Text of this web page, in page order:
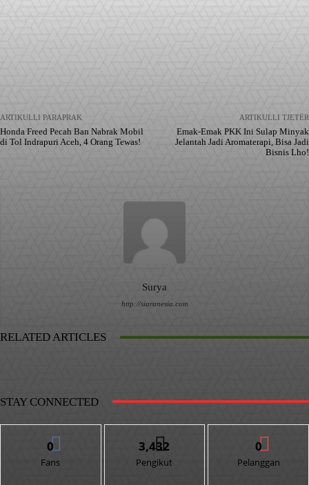
ARTIKULLI PARAPRAK
Honda Freed Pecah Ban Nabrak Mobil
di Tol Indrapuri Aceh, 4 Orang Tewas!
ARTIKULLI TJETËR
Emak-Emak PKK Ini Sulap Minyak
Jelantah Jadi Aromaterapi, Bisa Jadi
Bisnis Lho!
Surya
http://siaranesia.com
RELATED ARTICLES
STAY CONNECTED
0
Fans
3,432
Pengikut
0
Pelanggan